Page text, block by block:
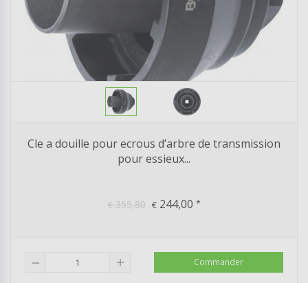
Cle a douille pour ecrous d’arbre de transmission
pour essieux...
€355,80 €244,00 *
remove add Commander